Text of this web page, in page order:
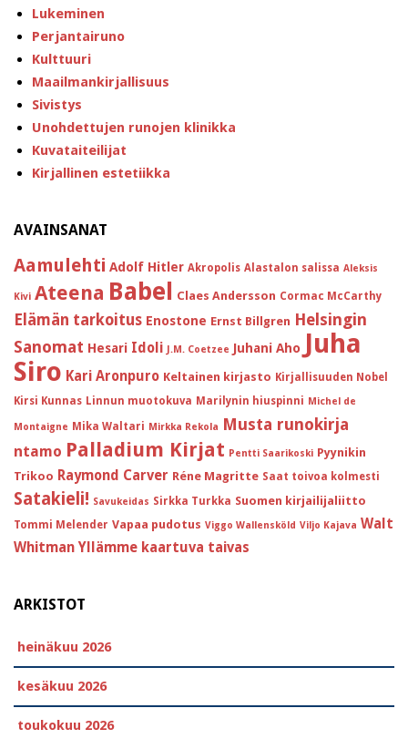
Lukeminen
Perjantairuno
Kulttuuri
Maailmankirjallisuus
Sivistys
Unohdettujen runojen klinikka
Kuvataiteilijat
Kirjallinen estetiikka
AVAINSANAT
Aamulehti Adolf Hitler Akropolis Alastalon salissa Aleksis
Kivi Ateena Babel Claes Andersson Cormac McCarthy
Elämän tarkoitus Enostone Ernst Billgren Helsingin
Sanomat Hesari Idoli J.M. Coetzee Juhani Aho Juha
Siro Kari Aronpuro Keltainen kirjasto Kirjallisuuden Nobel
Kirsi Kunnas Linnun muotokuva Marilynin hiuspinni Michel de
Montaigne Mika Waltari Mirkka Rekola Musta runokirja
ntamo Palladium Kirjat Pentti Saarikoski Pyynikin
Trikoo Raymond Carver Réne Magritte Saat toivoa kolmesti
Satakieli! Savukeidas Sirkka Turkka Suomen kirjailijaliitto
Tommi Melender Vapaa pudotus Viggo Wallensköld Viljo Kajava Walt
Whitman Yllämme kaartuva taivas
ARKISTOT
heinäkuu 2026
kesäkuu 2026
toukokuu 2026